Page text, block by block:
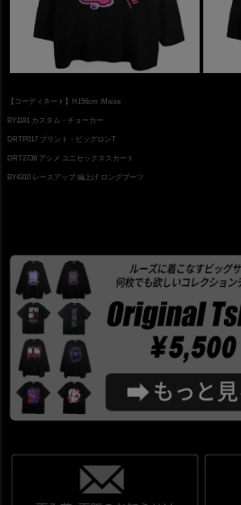
【コーディネート】H156cm :Msize
BY1181 カスタム・チョーカー
DRTP017 プリント・ビッグロンT
DRT2738 アシメ ユニセックススカート
BY4310 レースアップ 編上げ ロングブーツ